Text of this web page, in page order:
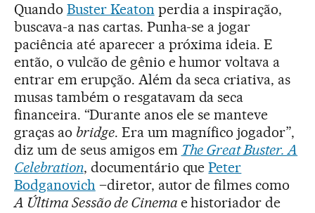
Quando Buster Keaton perdia a inspiração,
buscava-a nas cartas. Punha-se a jogar
paciência até aparecer a próxima ideia. E
então, o vulcão de gênio e humor voltava a
entrar em erupção. Além da seca criativa, as
musas também o resgatavam da seca
financeira. “Durante anos ele se manteve
graças ao bridge. Era um magnífico jogador”,
diz um de seus amigos em The Great Buster. A
Celebration, documentário quePeter
Bodganovich –diretor, autor de filmes como
A Última Sessão de Cinema e historiador de